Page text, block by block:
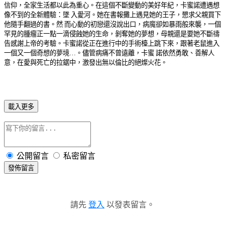
信仰，全家生活都以此為重心。在這個不斷變動的美好年紀，卡蜜諾遭遇想
像不到的全新體驗：墜 入愛河。 她在書報攤上遇見她的王子，懇求父親買下
他隨手翻過的書。然 而心動的初戀還沒說出口 ， 病魔卻如暴雨般來襲 ，一個
罕見的腫瘤正一點一滴侵蝕她的生命，剝奪她的夢想， 母親還是要她不斷禱
告感謝上帝的考驗。卡蜜諾從正在進行中的手術檯上跳下來，跟著老鼠進入
一個又一個奇想的夢境…。儘管病痛不曾遠離，卡蜜 諾依然勇敢、善解人
意 ，在愛與死亡的拉鋸中，激發出無以倫比的絕燦火花。
載入更多
公開留言 私密留言
發佈留言
請先 登入 以發表留言。